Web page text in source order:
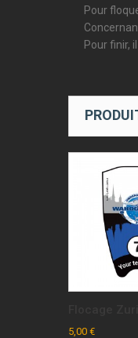
Pour
Pour finir,
5,00 €